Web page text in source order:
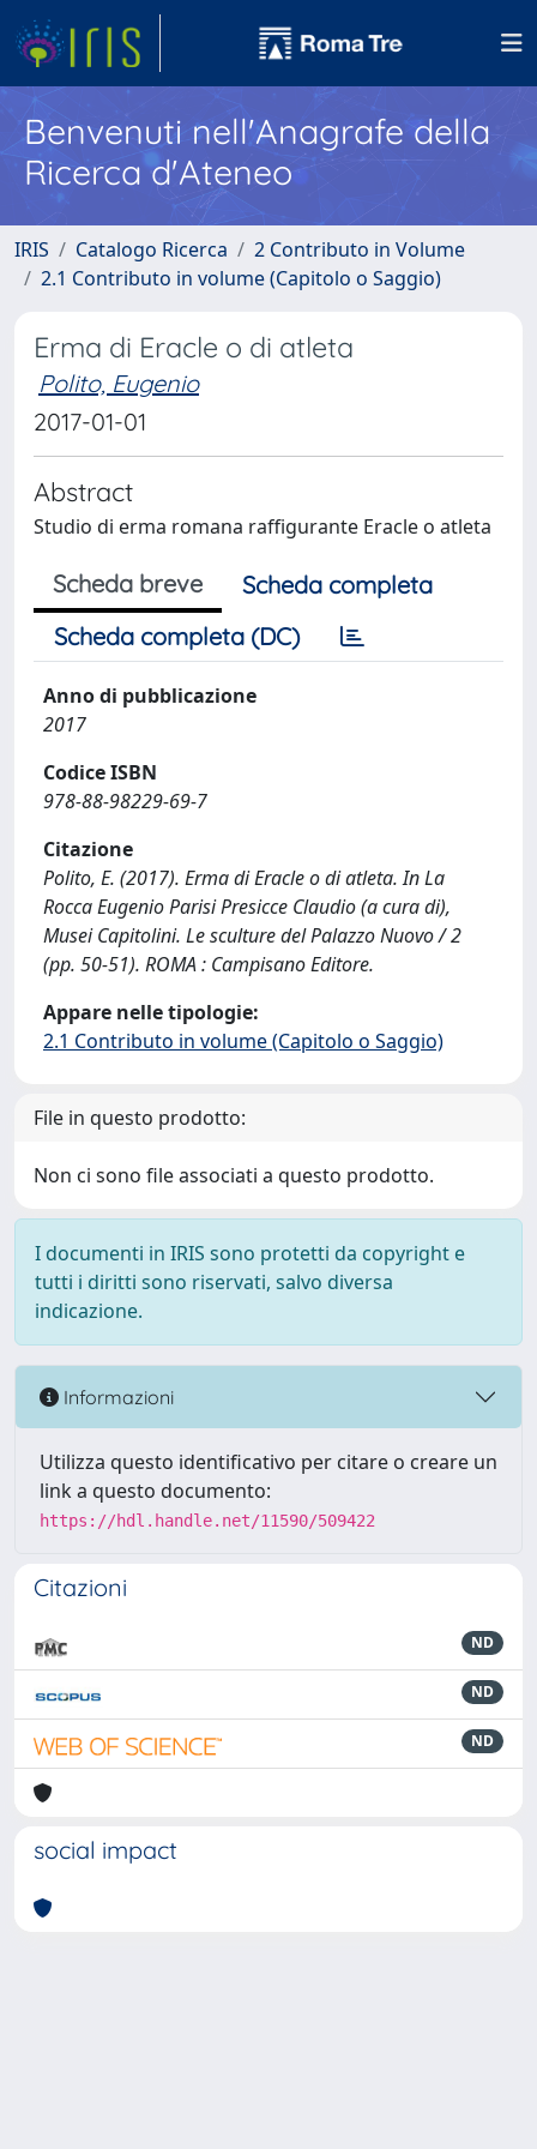
Benvenuti nell'Anagrafe della
Ricerca d'Ateneo
IRIS Catalogo Ricerca
2 Contributo in Volume
2.1 Contributo in volume (Capitolo o Saggio)
Erma di Eracle o di atleta
Polito, Eugenio
2017-01-01
Abstract
Studio di erma romana raffigurante Eracle o atleta
Scheda breve
Scheda completa
Scheda completa (DC)
Anno di pubblicazione
2017
Codice ISBN
978-88-98229-69-7
Citazione
Polito, E. (2017). Erma di Eracle o di atleta. In La
Rocca Eugenio Parisi Presicce Claudio (a cura di),
Musei Capitolini. Le sculture del Palazzo Nuovo / 2
(pp. 50-51). ROMA : Campisano Editore.
Appare nelle tipologie:
2.1 Contributo in volume (Capitolo o Saggio)
File in questo prodotto:
Non ci sono file associati a questo prodotto.
I documenti in IRIS sono protetti da copyright e
tutti i diritti sono riservati, salvo diversa
indicazione.
Informazioni
Utilizza questo identificativo per citare o creare un
link a questo documento:
https://hdl.handle.net/11590/509422
Citazioni
ND
ND
ND
social impact